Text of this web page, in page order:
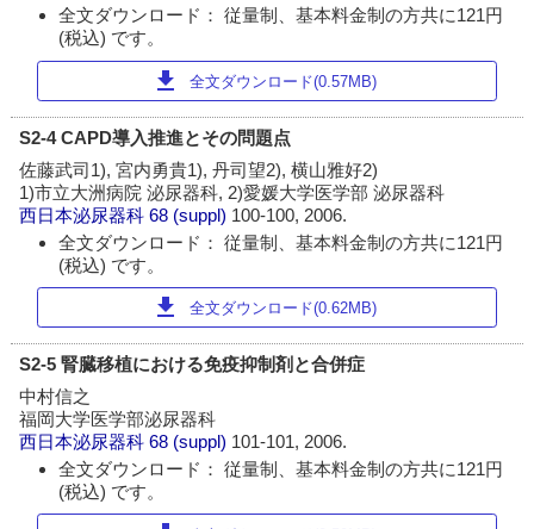
全文ダウンロード： 従量制、基本料金制の方共に121円
(税込) です。
download 全文ダウンロード(0.57MB)
S2-4 CAPD導入推進とその問題点
佐藤武司1), 宮内勇貴1), 丹司望2), 横山雅好2)
1)市立大洲病院 泌尿器科, 2)愛媛大学医学部 泌尿器科
西日本泌尿器科 68 (suppl) 100-100, 2006.
全文ダウンロード： 従量制、基本料金制の方共に121円
(税込) です。
download 全文ダウンロード(0.62MB)
S2-5 腎臓移植における免疫抑制剤と合併症
中村信之
福岡大学医学部泌尿器科
西日本泌尿器科 68 (suppl) 101-101, 2006.
全文ダウンロード： 従量制、基本料金制の方共に121円
(税込) です。